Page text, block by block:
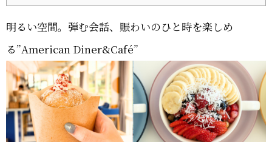
明るい空間。弾む会話、賑わいのひと時を楽しめ
る”American Diner&Café”